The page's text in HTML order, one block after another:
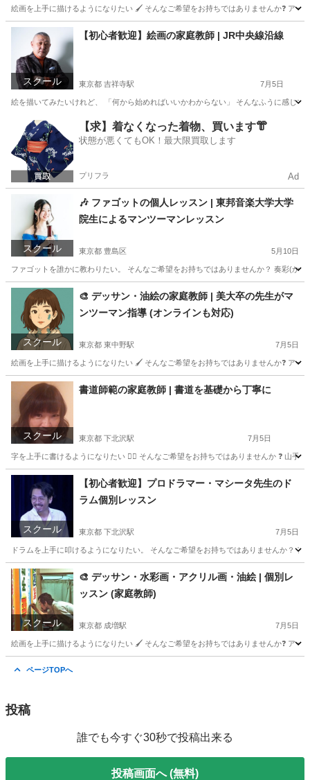
絵画を上手に描けるようになりたい 🖌️ そんなご希望をお持ちではありませんか❓ ア
埼玉 和光市 和光市駅 絵画 アクリル画
スクール
【初心者歓迎】絵画の家庭教師 | JR中央線沿線
東京都 吉祥寺駅 7月5日
絵を描いてみたいけれど、 「何から始めればいいかわからない」 そんなふうに感じ
東京 吉祥寺駅 絵画 レッスン
【求】着なくなった着物、買います👘
状態が悪くてもOK！最大限買取します
プリフラ Ad
スクール
🎶 ファゴットの個人レッスン | 東邦音楽大学大学
院生によるマンツーマンレッスン
東京都 豊島区 5月10日
ファゴットを誰かに教わりたい。 そんなご希望をお持ちではありませんか？ 奏彩(か
東京 豊島区 その他 レッスン
スクール
🎨 デッサン・油絵の家庭教師 | 美大卒の先生がマ
ンツーマン指導 (オンラインも対応)
東京都 東中野駅 7月5日
絵画を上手に描けるようになりたい 🖌️ そんなご希望をお持ちではありませんか❓ ア
東京 中野区 東中野駅 絵画 レッスン
スクール
書道師範の家庭教師 | 書道を基礎から丁寧に
東京都 下北沢駅 7月5日
字を上手に書けるようになりたい ✍🏻 そんなご希望をお持ちではありませんか ❓ 山
東京 文京区 下北沢駅 書道 レッスン
スクール
【初心者歓迎】プロドラマー・マシータ先生のド
ラム個別レッスン
東京都 下北沢駅 7月5日
ドラムを上手に叩けるようになりたい。 そんなご希望をお持ちではありませんか？
東京 千代田区 下北沢駅 ドラム レッスン
スクール
🎨 デッサン・水彩画・アクリル画・油絵 | 個別レ
ッスン (家庭教師)
東京都 成増駅 7月5日
絵画を上手に描けるようになりたい 🖌️ そんなご希望をお持ちではありませんか❓ ア
ページTOPへ
投稿
誰でも今すぐ30秒で投稿出来る
投稿画面へ (無料)